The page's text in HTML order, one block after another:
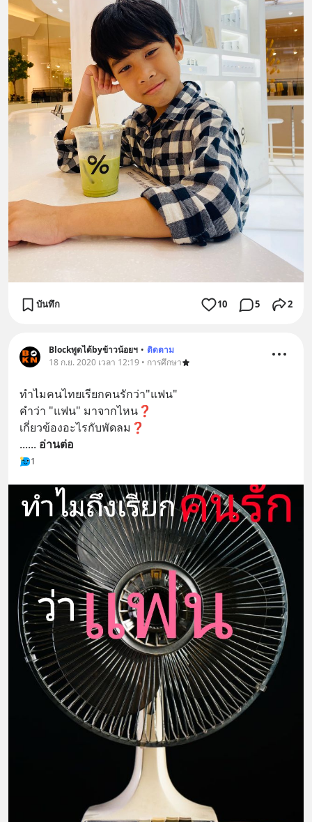
บันทึก 10 5 2
Blockพูดได้byข้าวน้อยฯ • ติดตาม
18 ก.ย. 2020 เวลา 12:19 • การศึกษา
ทำไมคนไทยเรียกคนรักว่า"แฟน"
คำว่า "แฟน" มาจากไหน❓
เกี่ยวข้องอะไรกับพัดลม❓
...... อ่านต่อ
1